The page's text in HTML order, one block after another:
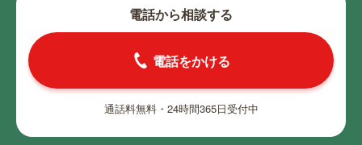
電話から相談する
電話をかける
通話料無料・24時間365日受付中